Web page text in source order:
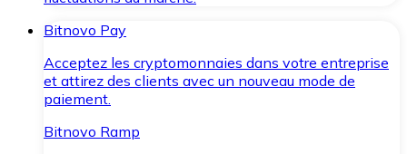
Bitnovo Pay
Acceptez les cryptomonnaies dans votre entreprise
et attirez des clients avec un nouveau mode de
paiement.
Bitnovo Ramp